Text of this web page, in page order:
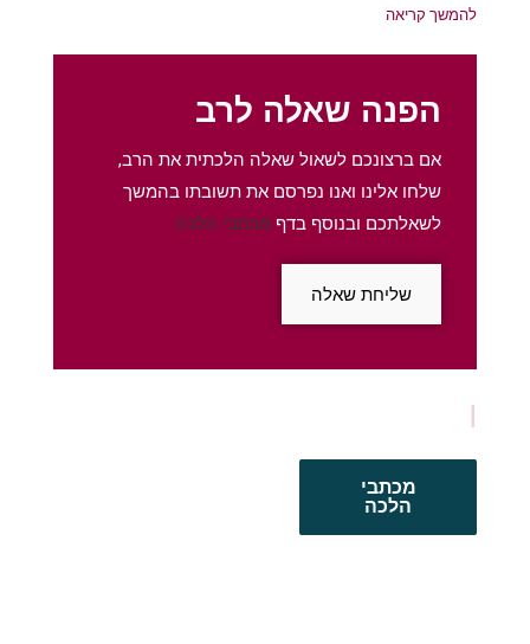
להמשך קריאה
הפנה שאלה לרב
אם ברצונכם לשאול שאלה הלכתית את הרב,
שלחו אלינו ואנו נפרסם את תשובתו בהמשך
לשאלתכם ובנוסף בדף מכתבי הלכה
שליחת שאלה
מכתבי
הלכה